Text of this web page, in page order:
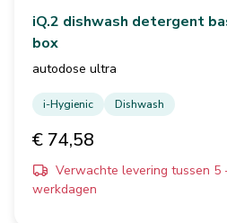
iQ.2 dishwash detergent
box
autodose ultra
i-Hygienic Dishwash
€ 74,58
Verwachte levering tussen 5
werkdagen